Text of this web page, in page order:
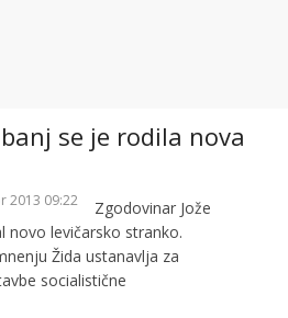
se je rodila nova
2013 09:22
Zgodovinar Jože
novo levičarsko stranko.
Žida ustanavlja za
socialistične